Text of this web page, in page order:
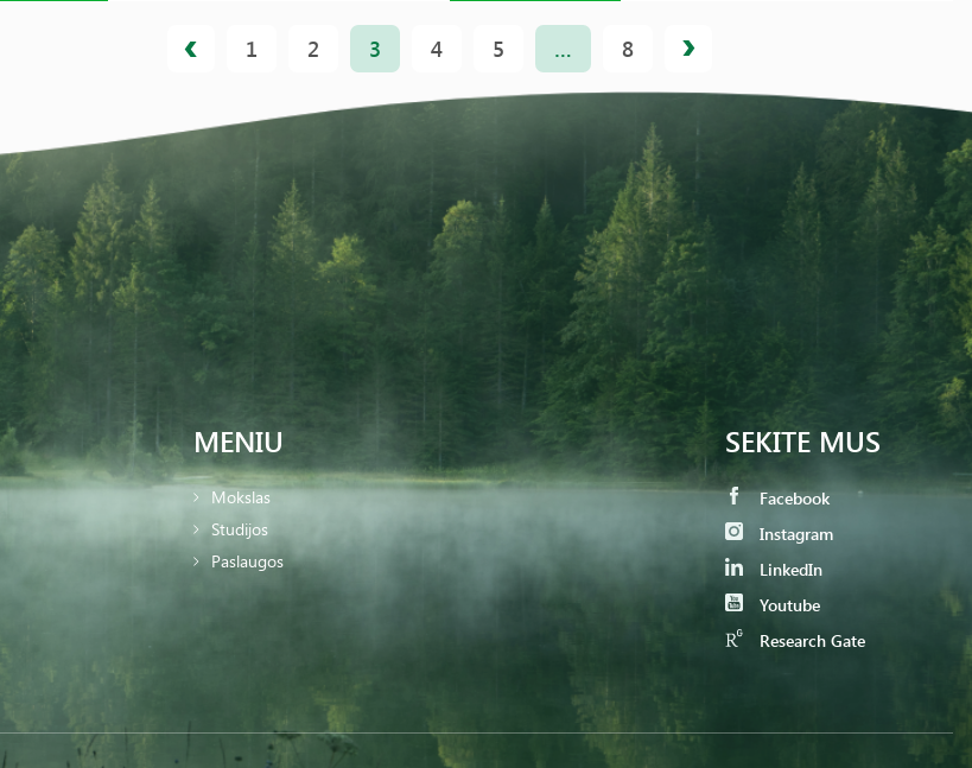
1 2 3 4 5 … 8
MENIU
Mokslas
Studijos
Paslaugos
SEKITE MUS
Facebook
Instagram
LinkedIn
Youtube
Research Gate